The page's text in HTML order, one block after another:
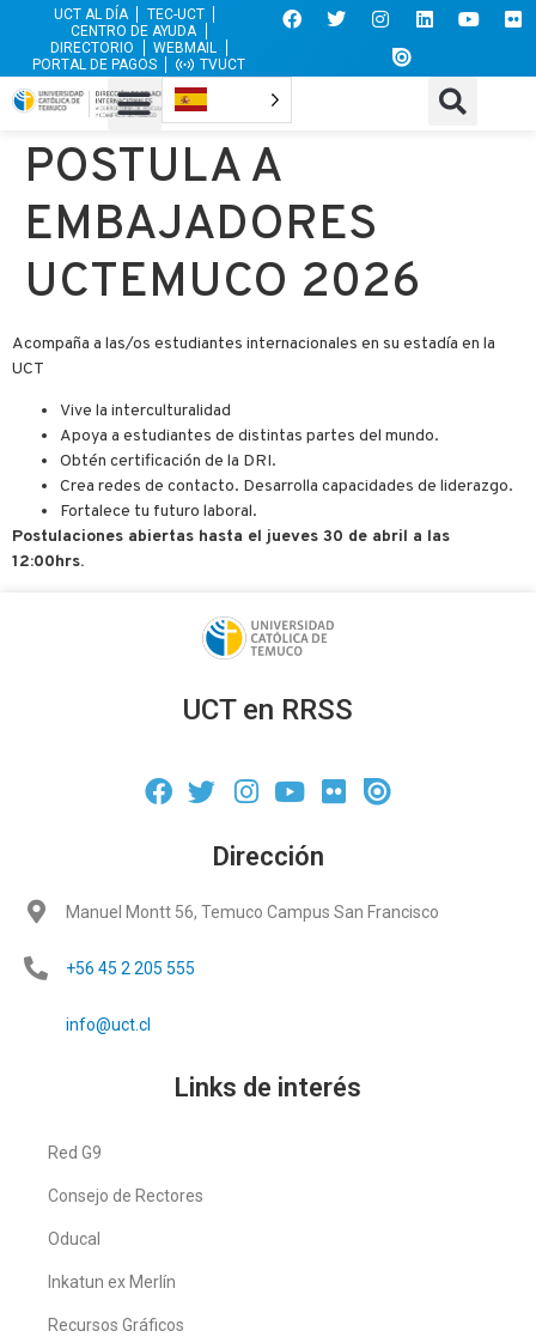
UCT AL DÍA
TEC-UCT
CENTRO DE AYUDA
DIRECTORIO
WEBMAIL
PORTAL DE PAGOS
TVUCT
POSTULA A
EMBAJADORES
UCTEMUCO 2026
Acompaña a las/os estudiantes internacionales en su estadía en la
UCT
Vive la interculturalidad
Apoya a estudiantes de distintas partes del mundo.
Obtén certificación de la DRI.
Crea redes de contacto. Desarrolla capacidades de liderazgo.
Fortalece tu futuro laboral.
Postulaciones abiertas hasta el jueves 30 de abril a las
12:00hrs.
UCT en RRSS
Dirección
Manuel Montt 56, Temuco Campus San Francisco
+56 45 2 205 555
info@uct.cl
Links de interés
Red G9
Consejo de Rectores
Oducal
Inkatun ex Merlín
Recursos Gráficos